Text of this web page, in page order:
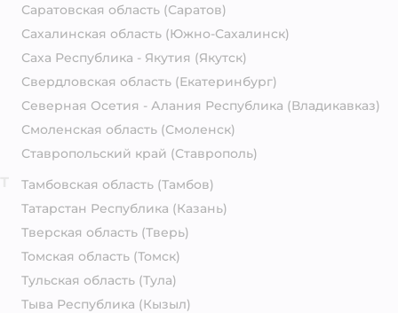
Саратовская область (Саратов)
Сахалинская область (Южно-Сахалинск)
Саха Республика - Якутия (Якутск)
Свердловская область (Екатеринбург)
Северная Осетия - Алания Республика (Владикавказ)
Смоленская область (Смоленск)
Ставропольский край (Ставрополь)
Тамбовская область (Тамбов)
Татарстан Республика (Казань)
Тверская область (Тверь)
Томская область (Томск)
Тульская область (Тула)
Тыва Республика (Кызыл)